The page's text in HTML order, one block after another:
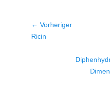
← Vorheriger
Vorheriger
Ricin